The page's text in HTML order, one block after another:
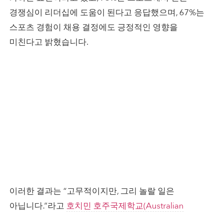
경쟁심이 리더십에 도움이 된다고 응답했으며, 67%는
스포츠 경험이 채용 결정에도 긍정적인 영향을
미친다고 밝혔습니다.
이러한 결과는 “고무적이지만, 그리 놀랄 일은
아닙니다.”라고 호치민 호주국제학교(Australian